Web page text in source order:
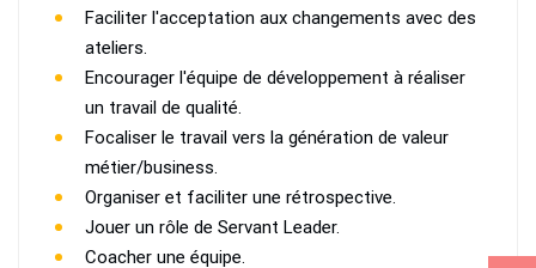
Faciliter l'acceptation aux changements avec des
ateliers.
Encourager l'équipe de développement à réaliser
un travail de qualité.
Focaliser le travail vers la génération de valeur
métier/business.
Organiser et faciliter une rétrospective.
Jouer un rôle de Servant Leader.
Coacher une équipe.